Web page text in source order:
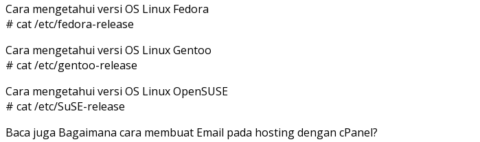
Cara mengetahui versi OS Linux Fedora
# cat /etc/fedora-release
Cara mengetahui versi OS Linux Gentoo
# cat /etc/gentoo-release
Cara mengetahui versi OS Linux OpenSUSE
# cat /etc/SuSE-release
Baca juga Bagaimana cara membuat Email pada hosting dengan cPanel?